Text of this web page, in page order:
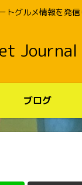
グルメ情報を発信
Journal
ブログ